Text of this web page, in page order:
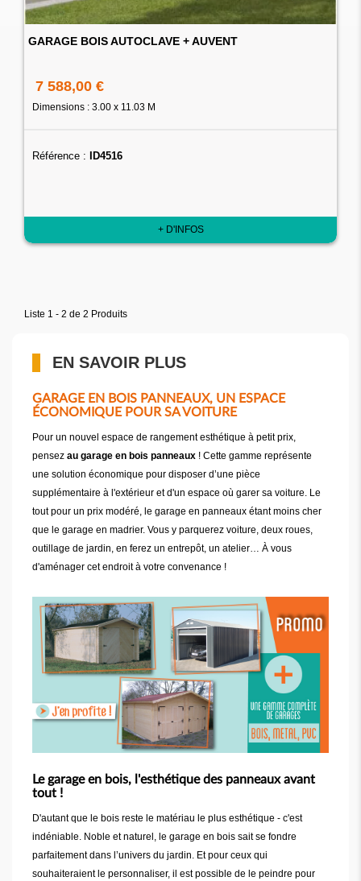
GARAGE BOIS AUTOCLAVE + AUVENT
7 588,00 €
Dimensions : 3.00 x 11.03 M
Référence : ID4516
+ D'INFOS
Liste 1 - 2 de 2 Produits
EN SAVOIR PLUS
GARAGE EN BOIS PANNEAUX, UN ESPACE
ÉCONOMIQUE POUR SA VOITURE
Pour un nouvel espace de rangement esthétique à petit prix,
pensez au garage en bois panneaux ! Cette gamme représente
une solution économique pour disposer d’une pièce
supplémentaire à l'extérieur et d'un espace où garer sa voiture. Le
tout pour un prix modéré, le garage en panneaux étant moins cher
que le garage en madrier. Vous y parquerez voiture, deux roues,
outillage de jardin, en ferez un entrepôt, un atelier… À vous
d'aménager cet endroit à votre convenance !
Le garage en bois, l'esthétique des panneaux avant
tout !
D'autant que le bois reste le matériau le plus esthétique - c'est
indéniable. Noble et naturel, le garage en bois sait se fondre
parfaitement dans l’univers du jardin. Et pour ceux qui
souhaiteraient le personnaliser, il est possible de le peindre pour